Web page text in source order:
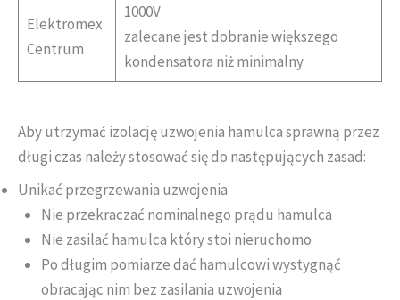
Elektromex
Centrum
1000V
zalecane jest dobranie większego
kondensatora niż minimalny
Aby utrzymać izolację uzwojenia hamulca sprawną przez
długi czas należy stosować się do następujących zasad:
Unikać przegrzewania uzwojenia
Nie przekraczać nominalnego prądu hamulca
Nie zasilać hamulca który stoi nieruchomo
Po długim pomiarze dać hamulcowi wystygnąć
obracając nim bez zasilania uzwojenia